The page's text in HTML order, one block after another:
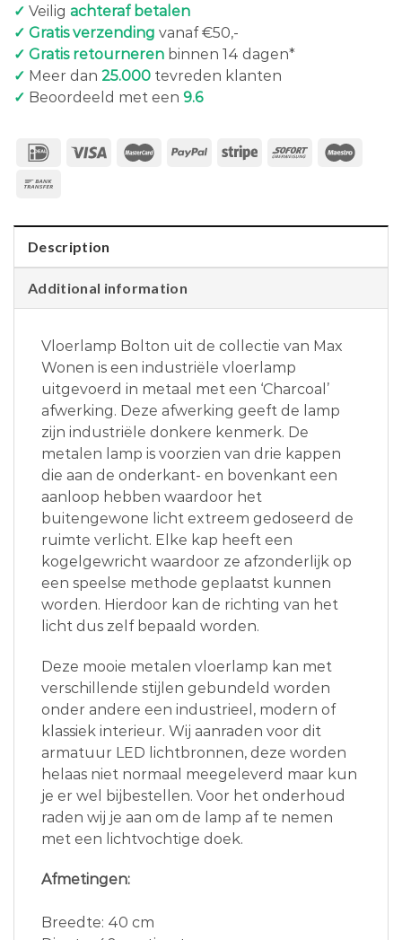
✓ Veilig achteraf betalen
✓ Gratis verzending vanaf €50,-
✓ Gratis retourneren binnen 14 dagen*
✓ Meer dan 25.000 tevreden klanten
✓ Beoordeeld met een 9.6
Description
Additional information
Vloerlamp Bolton uit de collectie van Max
Wonen is een industriële vloerlamp
uitgevoerd in metaal met een ‘Charcoal’
afwerking. Deze afwerking geeft de lamp
zijn industriële donkere kenmerk. De
metalen lamp is voorzien van drie kappen
die aan de onderkant- en bovenkant een
aanloop hebben waardoor het
buitengewone licht extreem gedoseerd de
ruimte verlicht. Elke kap heeft een
kogelgewricht waardoor ze afzonderlijk op
een speelse methode geplaatst kunnen
worden. Hierdoor kan de richting van het
licht dus zelf bepaald worden.
Deze mooie metalen vloerlamp kan met
verschillende stijlen gebundeld worden
onder andere een industrieel, modern of
klassiek interieur. Wij aanraden voor dit
armatuur LED lichtbronnen, deze worden
helaas niet normaal meegeleverd maar kun
je er wel bijbestellen. Voor het onderhoud
raden wij je aan om de lamp af te nemen
met een lichtvochtige doek.
Afmetingen:
Breedte: 40 cm